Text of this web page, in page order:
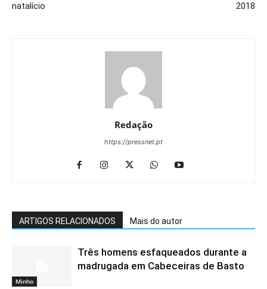
natalício
2018
Redação
https://pressnet.pt
ARTIGOS RELACIONADOS Mais do autor
Minho
Três homens esfaqueados durante a
madrugada em Cabeceiras de Basto